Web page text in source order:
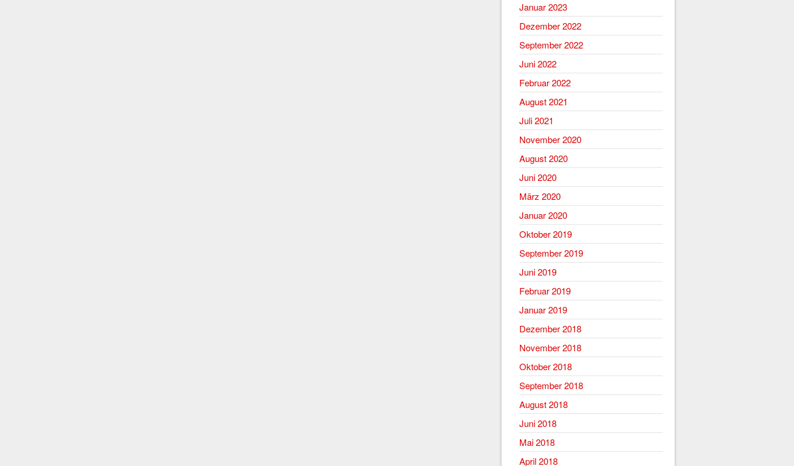
Januar 2023
Dezember 2022
September 2022
Juni 2022
Februar 2022
August 2021
Juli 2021
November 2020
August 2020
Juni 2020
März 2020
Januar 2020
Oktober 2019
September 2019
Juni 2019
Februar 2019
Januar 2019
Dezember 2018
November 2018
Oktober 2018
September 2018
August 2018
Juni 2018
Mai 2018
April 2018